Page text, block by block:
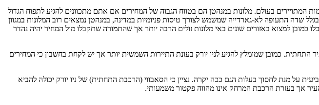
המתויירים בעולם. מלונות במנהטן הם בטווח הגבוה של המחירים אם אתם מתכוונים להגיע לתפוח הגדול
שדה התעופה לא-גארדייה שמשמש לצורך טיסות פניומיות במדינה, במנהטן נמצאים רוב המלונות במגוון
במנהטן נע סביב 800 ש"ח ללילה לאדם בחדר זוגי אך תוכלו כמובן למצוא באזורים שונים באי מלונות זולים הרבה יותר אך שהתמורה שתקבלו מול המחיר יהיה נהדר
התחתית. כמובן שמומלץ להגיע לניו יורק בעונת התיירות השמשית יותר אך יש לקחת בחשבון כי המחירים
על מנת לחסוך בעלות הגם ככה יקרה. נציין כי הסאבווי (הרכבת התחתית) של ניו יורק יכולה להביא
אך בעזרת הרכבת המרחק אינו מהווה פקטור משמעותי.